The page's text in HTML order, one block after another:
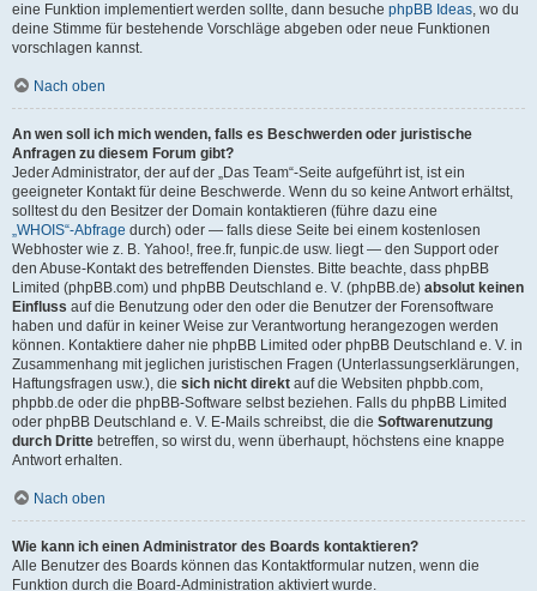
eine Funktion implementiert werden sollte, dann besuche phpBB Ideas, wo du
deine Stimme für bestehende Vorschläge abgeben oder neue Funktionen
vorschlagen kannst.
Nach oben
An wen soll ich mich wenden, falls es Beschwerden oder juristische
Anfragen zu diesem Forum gibt?
Jeder Administrator, der auf der „Das Team“-Seite aufgeführt ist, ist ein
geeigneter Kontakt für deine Beschwerde. Wenn du so keine Antwort erhältst,
solltest du den Besitzer der Domain kontaktieren (führe dazu eine
„WHOIS“-Abfrage durch) oder — falls diese Seite bei einem kostenlosen
Webhoster wie z. B. Yahoo!, free.fr, funpic.de usw. liegt — den Support oder
den Abuse-Kontakt des betreffenden Dienstes. Bitte beachte, dass phpBB
Limited (phpBB.com) und phpBB Deutschland e. V. (phpBB.de) absolut keinen
Einfluss auf die Benutzung oder den oder die Benutzer der Forensoftware
haben und dafür in keiner Weise zur Verantwortung herangezogen werden
können. Kontaktiere daher nie phpBB Limited oder phpBB Deutschland e. V. in
Zusammenhang mit jeglichen juristischen Fragen (Unterlassungserklärungen,
Haftungsfragen usw.), die sich nicht direkt auf die Websiten phpbb.com,
phpbb.de oder die phpBB-Software selbst beziehen. Falls du phpBB Limited
oder phpBB Deutschland e. V. E-Mails schreibst, die die Softwarenutzung
durch Dritte betreffen, so wirst du, wenn überhaupt, höchstens eine knappe
Antwort erhalten.
Nach oben
Wie kann ich einen Administrator des Boards kontaktieren?
Alle Benutzer des Boards können das Kontaktformular nutzen, wenn die
Funktion durch die Board-Administration aktiviert wurde.